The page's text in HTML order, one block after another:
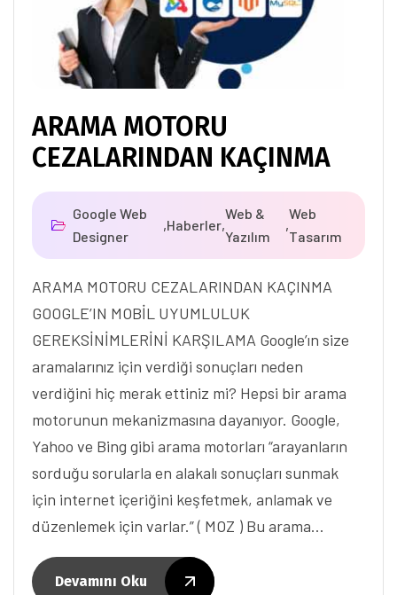
ARAMA MOTORU
CEZALARINDAN KAÇINMA
Google Web
Designer
,Haberler,
Web &
Yazılım
,
Web
Tasarım
ARAMA MOTORU CEZALARINDAN KAÇINMA
GOOGLE’IN MOBİL UYUMLULUK
GEREKSİNİMLERİNİ KARŞILAMA Google’ın size
aramalarınız için verdiği sonuçları neden
verdiğini hiç merak ettiniz mi? Hepsi bir arama
motorunun mekanizmasına dayanıyor. Google,
Yahoo ve Bing gibi arama motorları “arayanların
sorduğu sorularla en alakalı sonuçları sunmak
için internet içeriğini keşfetmek, anlamak ve
düzenlemek için varlar.” ( MOZ ) Bu arama…
Devamını Oku